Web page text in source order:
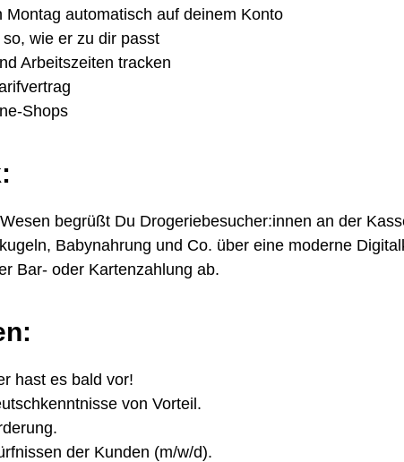
automatisch auf deinem Konto
wie er zu dir passt
Arbeitszeiten tracken
Shops
begrüßt Du Drogeriebesucher:innen an der
Babynahrung und Co. über eine moderne
Bar- oder Kartenzahlung ab.
hast es bald vor!
von Vorteil.
der Kunden (m/w/d).